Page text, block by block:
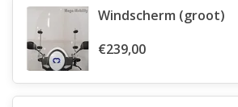
Windscherm (groot)
€239,00